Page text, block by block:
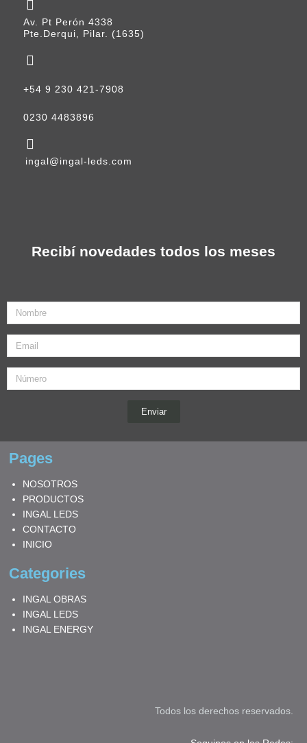
Av. Pt Perón 4338
Pte.Derqui, Pilar. (1635)
+54 9 230 421-7908
0230 4483896
ingal@ingal-leds.com
Recibí novedades todos los meses
Nombre
Email
Enviar
Pages
NOSOTROS
PRODUCTOS
INGAL LEDS
CONTACTO
INICIO
Categories
INGAL OBRAS
INGAL LEDS
INGAL ENERGY
Todos los derechos reservados.